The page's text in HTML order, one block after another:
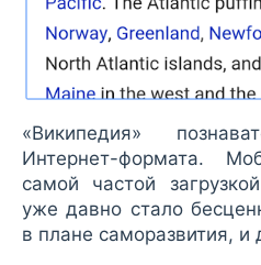
«Википедия»
Интернет-формата.
самой частой
уже давно стало
в плане саморазвития,